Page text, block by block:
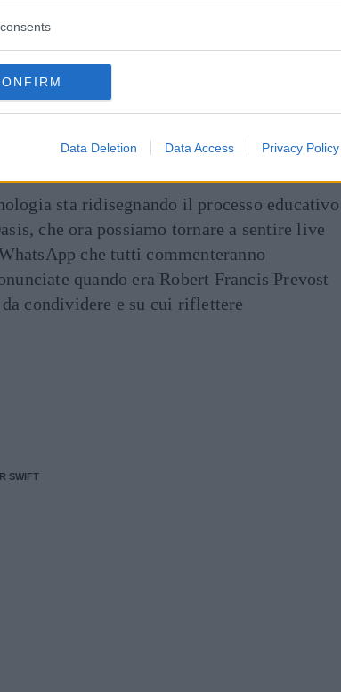
Data Deletion Data Access Privacy Policy
News!
sta ridisegnando il processo educativo
che ora possiamo tornare a sentire live
che tutti commenteranno
quando era Robert Francis Prevost
condividere e su cui riflettere
SWIFT